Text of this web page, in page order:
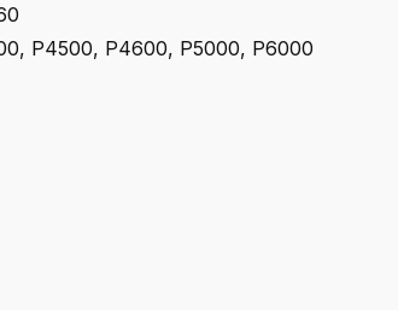
P4500, P4600, P5000, P6000